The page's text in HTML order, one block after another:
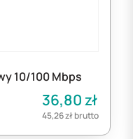
10/100 Mbps
36,80zł
45,26złbrutto